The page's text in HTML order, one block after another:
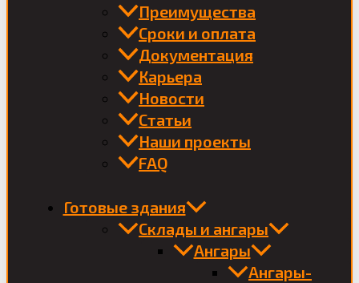
Преимущества
Сроки и оплата
Документация
Карьера
Новости
Статьи
Наши проекты
FAQ
Готовые здания
Склады и ангары
Ангары
Ангары-